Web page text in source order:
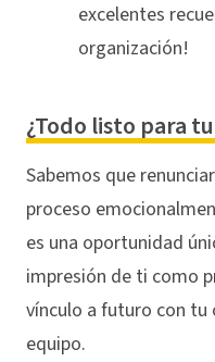
excelentes
organización!
¿Todo listo para
Sabemos que
proceso
es una oportunidad
impresión de ti como
vínculo a futuro con
equipo.